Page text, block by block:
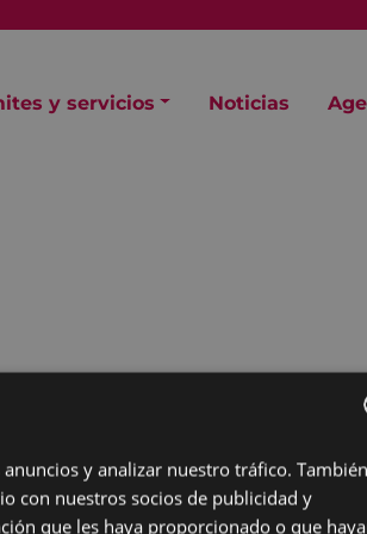
y servicios Noticias
y analizar nuestro tráfico. También
con nuestros socios de publicidad y
que les haya proporcionado o que